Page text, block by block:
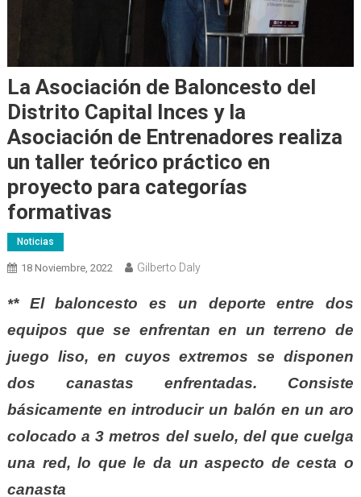
La Asociación de Baloncesto del
Distrito Capital Inces y la
Asociación de Entrenadores realiza
un taller teórico práctico en
proyecto para categorías
formativas
Noticias
18 Noviembre, 2022 Gilberto Daly
** El baloncesto es un deporte entre dos
equipos que se enfrentan en un terreno de
juego liso, en cuyos extremos se disponen
dos canastas enfrentadas. Consiste
básicamente en introducir un balón en un aro
colocado a 3 metros del suelo, del que cuelga
una red, lo que le da un aspecto de cesta o
canasta